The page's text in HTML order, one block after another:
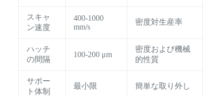
スキャ
ン速度
400-1000
mm/s
密度対生産率
ハッチ
の間隔
100-200 μm
密度および機械
的性質
サポー
ト体制
最小限 簡単な取り外し